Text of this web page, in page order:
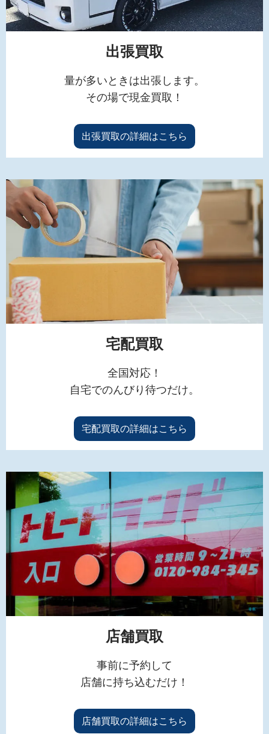
出張買取
量が多いときは出張します。
その場で現金買取！
出張買取の詳細はこちら
宅配買取
全国対応！
自宅でのんびり待つだけ。
宅配買取の詳細はこちら
店舗買取
事前に予約して
店舗に持ち込むだけ！
店舗買取の詳細はこちら